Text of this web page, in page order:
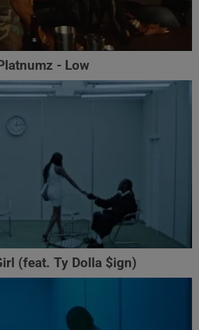
- Low
(feat. Ty Dolla $ign)